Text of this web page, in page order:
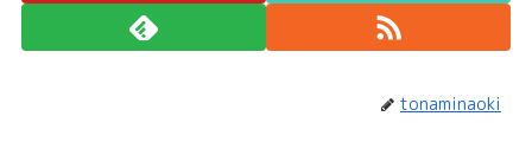
tonaminaoki